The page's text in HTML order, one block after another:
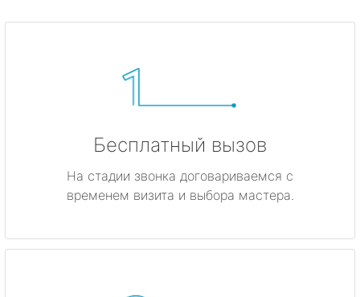
Бесплатный вызов
На стадии звонка договариваемся с
временем визита и выбора мастера.